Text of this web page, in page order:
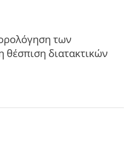
των
διατακτικών